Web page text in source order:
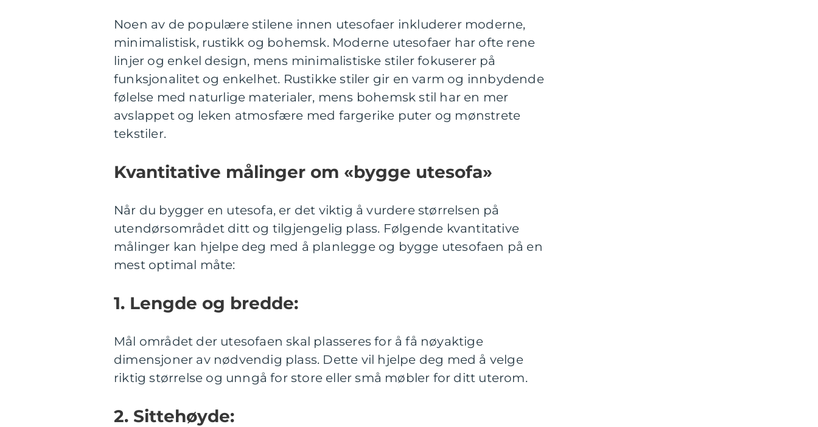
Noen av de populære stilene innen utesofaer inkluderer moderne,
minimalistisk, rustikk og bohemsk. Moderne utesofaer har ofte rene
linjer og enkel design, mens minimalistiske stiler fokuserer på
funksjonalitet og enkelhet. Rustikke stiler gir en varm og innbydende
følelse med naturlige materialer, mens bohemsk stil har en mer
avslappet og leken atmosfære med fargerike puter og mønstrete
tekstiler.
Kvantitative målinger om «bygge utesofa»
Når du bygger en utesofa, er det viktig å vurdere størrelsen på
utendørsområdet ditt og tilgjengelig plass. Følgende kvantitative
målinger kan hjelpe deg med å planlegge og bygge utesofaen på en
mest optimal måte:
1. Lengde og bredde:
Mål området der utesofaen skal plasseres for å få nøyaktige
dimensjoner av nødvendig plass. Dette vil hjelpe deg med å velge
riktig størrelse og unngå for store eller små møbler for ditt uterom.
2. Sittehøyde: